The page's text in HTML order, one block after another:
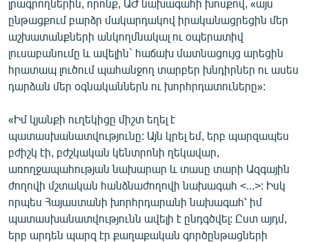
լրագրողներին, որոնք, ԱԺ նախագահի խոսքով, «այս
ընթացքում բարձր մակարդակով իրականացրեցին մեր
աշխատանքների անկողմնակալ ու օպերատիվ
լուսաբանումը և ավելին` հաճախ մատնացույց արեցին
հրատապ լուծում պահանջող տարբեր խնդիրներ ու ասես
դարձան մեր օգնականներն ու խորհրդատուները»:
«Իմ կյանքի ուղեկիցը միշտ եղել է
պատասխանատվությունը: Այն կրել եմ, երբ պարզապես
բժիշկ էի, բժշկական կենտրոնի ղեկավար,
առողջապահության նախարար և տասը տարի Ազգային
ժողովի մշտական հանձնաժողովի նախագահ <...>: Իսկ
որպես Հայաստանի խորհրդարանի նախագահ՝ իմ
պատասխանատվությունն ավելի է ընդգծվել: Ըստ այդմ,
երբ արդեն պարզ էր քաղաքական գործընթացների